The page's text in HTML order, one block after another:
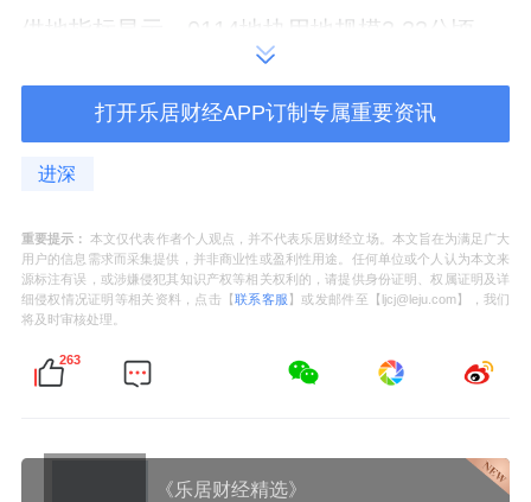
供地指标显示，0114地块用地规模3.33公顷，
规划地上建面5.99万平方米，容积率约1.8。
但在中建智地的招标计划中，该地块的地上建
面达到6.2万平方米。
预计招标公告在7月下旬发出，意味着这宗地将
很快正式挂牌出让。
0114地块位于门头沟永定镇，距离四道桥地块
周边配套生熟，两公里内有
世界城、龙湖
打开乐居财经APP订制专属重要资讯
进深
重要提示： 本文仅代表作者个人观点，并不代表乐居财经立场。本文旨在为满足广大
用户的信息需求而采集提供，并非商业性或盈利性用途。任何单位或个人认为本文来
源标注有误，或涉嫌侵犯其知识产权等相关权利的，请提供身份证明、权属证明及详
细侵权情况证明等相关资料，点击【联系客服 】或发邮件至【ljcj@leju.com】，我们
将及时审核处理。
263
《乐居财经精选》